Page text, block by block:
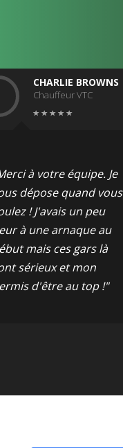
CHARLIE BROWNS
Chauffeur VTC
à votre équipe. Je
dépose quand vous
! J'avais un peu
à une arnaque au
mais ces gars là
sérieux et mon
d'être au top !"